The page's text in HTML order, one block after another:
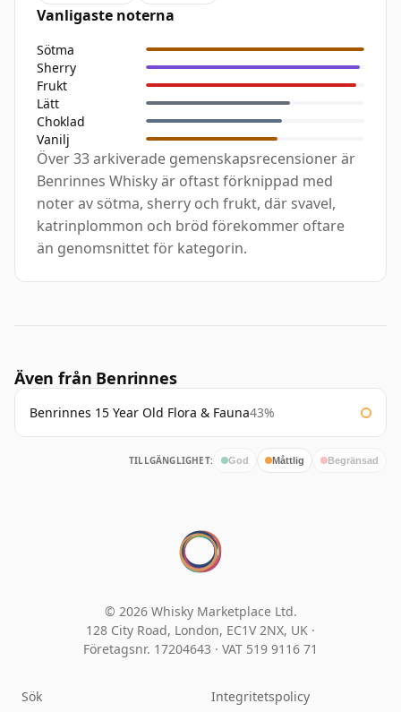
Vanligaste noterna
Sötma
Sherry
Frukt
Lätt
Choklad
Vanilj
Över 33 arkiverade gemenskapsrecensioner är
Benrinnes Whisky är oftast förknippad med
noter av sötma, sherry och frukt, där svavel,
katrinplommon och bröd förekommer oftare
än genomsnittet för kategorin.
Även från Benrinnes
Benrinnes 15 Year Old Flora & Fauna43%
TILLGÄNGLIGHET: God Måttlig Begränsad
© 2026 Whisky Marketplace Ltd.
128 City Road, London, EC1V 2NX, UK ·
Företagsnr. 17204643 · VAT 519 9116 71
Sök Integritetspolicy